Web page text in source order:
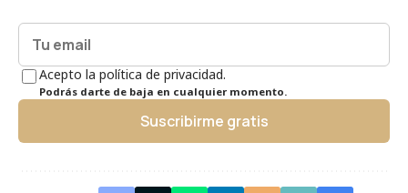
Acepto la política de privacidad.
Podrás darte de baja en cualquier momento.
Suscribirme gratis